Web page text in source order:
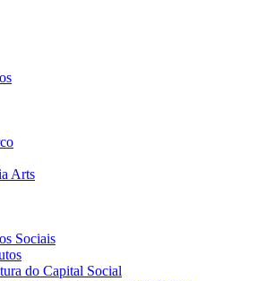
Arts
Sociais
do Capital Social